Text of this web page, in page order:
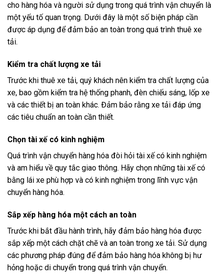
cho hàng hóa và người sử dụng trong quá trình vận chuyển là
một yếu tố quan trọng. Dưới đây là một số biện pháp cần
được áp dụng để đảm bảo an toàn trong quá trình thuê xe
tải.
Kiểm tra chất lượng xe tải
Trước khi thuê xe tải, quý khách nên kiểm tra chất lượng của
xe, bao gồm kiểm tra hệ thống phanh, đèn chiếu sáng, lốp xe
và các thiết bị an toàn khác. Đảm bảo rằng xe tải đáp ứng
các tiêu chuẩn an toàn cần thiết.
Chọn tài xế có kinh nghiệm
Quá trình vận chuyển hàng hóa đòi hỏi tài xế có kinh nghiệm
và am hiểu về quy tắc giao thông. Hãy chọn những tài xế có
bằng lái xe phù hợp và có kinh nghiệm trong lĩnh vực vận
chuyển hàng hóa.
Sắp xếp hàng hóa một cách an toàn
Trước khi bắt đầu hành trình, hãy đảm bảo hàng hóa được
sắp xếp một cách chặt chẽ và an toàn trong xe tải. Sử dụng
các phương pháp đúng để đảm bảo hàng hóa không bị hư
hỏng hoặc di chuyển trong quá trình vận chuyển.